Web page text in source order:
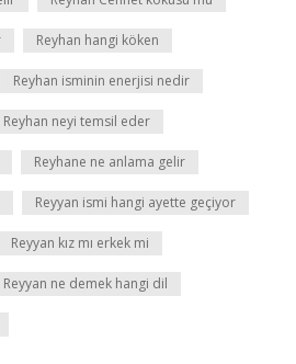
Reyhan hangi köken
Reyhan isminin enerjisi nedir
Reyhan neyi temsil eder
Reyhane ne anlama gelir
Reyyan ismi hangi ayette geçiyor
Reyyan kız mı erkek mi
Reyyan ne demek hangi dil